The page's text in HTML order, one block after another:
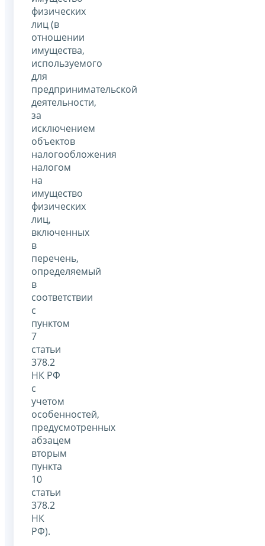
физических
лиц (в
отношении
имущества,
используемого
для
предпринимательской
деятельности,
за
исключением
объектов
налогообложения
налогом
на
имущество
физических
лиц,
включенных
в
перечень,
определяемый
в
соответствии
с
пунктом
7
статьи
378.2
НК РФ
с
учетом
особенностей,
предусмотренных
абзацем
вторым
пункта
10
статьи
378.2
НК
РФ).